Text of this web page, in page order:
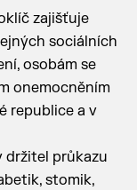
zajišťuje
sociálních
osobám se
onemocněním
republice a v
držitel průkazu
stomik,